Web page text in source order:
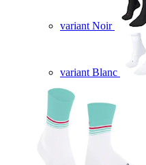
variant Noir
variant Blanc